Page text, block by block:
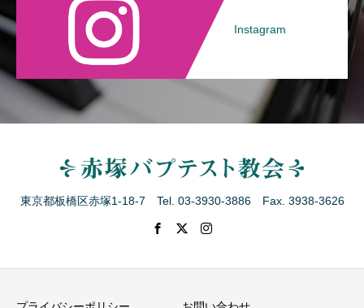
Instagram
東京都板橋区赤塚1-18-7 Tel. 03-3930-3886 Fax. 3938-3626